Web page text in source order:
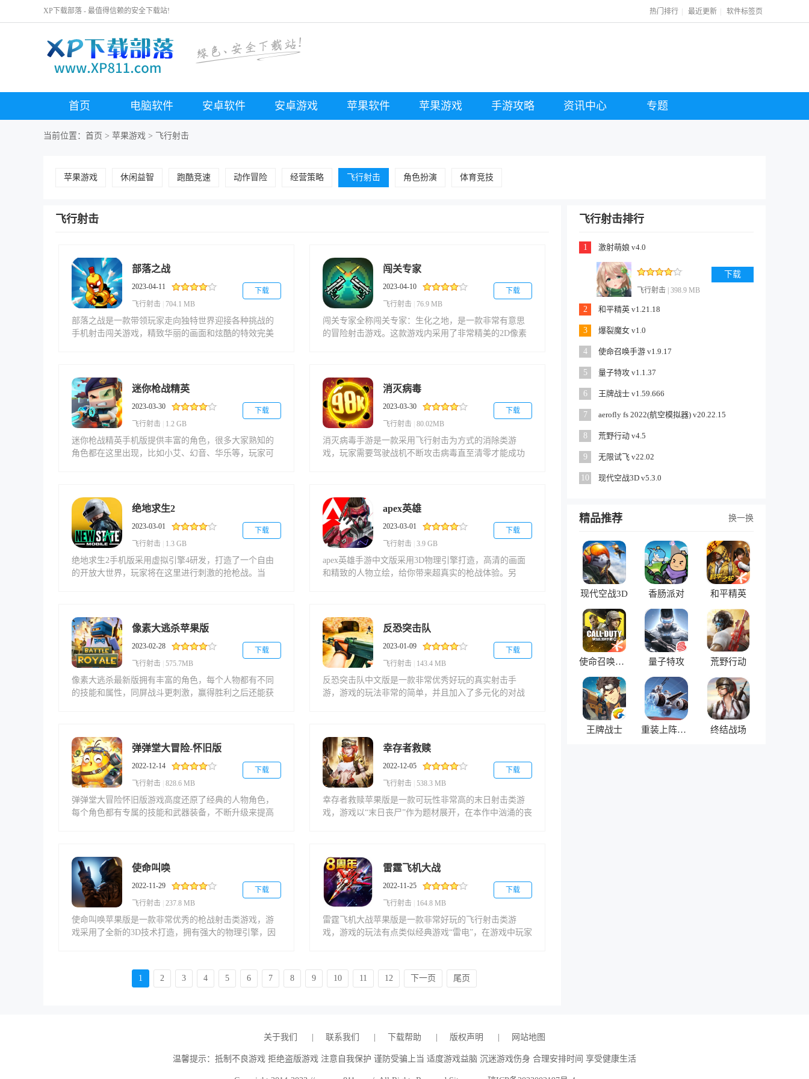
XP下载部落 - 最值得信赖的安全下载站! 热门排行 | 最近更新 | 软件标签页
首页 电脑软件 安卓软件 安卓游戏 苹果软件 苹果游戏 手游攻略 资讯中心 专题
当前位置： 首页 > 苹果游戏 > 飞行射击
苹果游戏 休闲益智 跑酷竞速 动作冒险 经营策略 飞行射击 角色扮演 体育竞技
飞行射击
部落之战
2023-04-11
飞行射击 704.1 MB
下载
部落之战是一款带领玩家走向独特世界迎接各种挑战的
手机射击闯关游戏，精致华丽的画面和炫酷的特效完美
聚超多精美皮肤和武器任你选择，完成游戏闯关即可活
的到更多战利品，无限使用各种技能，捍卫专属荣耀。
闯关专家
2023-04-10
飞行射击 76.9 MB
下载
闯关专家全称闯关专家：生化之地，是一款非常有意思
的冒险射击游戏。这款游戏内采用了非常精美的2D像素
拾取各种不同的武器装备进行战斗。
迷你枪战精英
2023-03-30
飞行射击 1.2 GB
下载
迷你枪战精英手机版提供丰富的角色，很多大家熟知的
角色都在这里出现，比如小艾、幻音、华乐等，玩家可
面和精致的人物立绘，瞬间将玩家拉进游戏世界中，再
加上酷炫的特效和第一人称视角，近距离感受射击的刺
激感。同时，能与其他小伙伴组成队伍，开启对抗模
式，享受竞技的魅力。
消灭病毒
2023-03-30
飞行射击 80.02MB
下载
消灭病毒手游是一款采用飞行射击为方式的消除类游
戏，玩家需要驾驶战机不断攻击病毒直至清零才能成功
各方面性能，消灭病毒游戏中还会有各种特殊道具还能
帮助玩家快速通关，视觉效果引人入胜且有着优秀的背
景音效，感兴趣的话欢迎下载这款消灭病毒游戏游玩体
验。
绝地求生2
2023-03-01
飞行射击 1.3 GB
下载
绝地求生2手机版采用虚拟引擎4研发，打造了一个自由
的开放大世界，玩家将在这里进行刺激的抢枪战。当
技。绝地求生2手机版内置强大的社交系统，支持文字、
语音等方式聊天，随时知道敌人和队友的位置，配合战
斗更加有趣，轻松赢得最后的胜利，成为最强的枪手。
apex英雄
2023-03-01
飞行射击 3.9 GB
下载
apex英雄手游中文版采用3D物理引擎打造，高清的画面
和精致的人物立绘，给你带来超真实的枪战体验。另
场景，熟练控制走位、合理利用武器装备，能在战斗中
赢得更多荣誉和奖励，并且能在线与对手争取大逃杀的
机会，成为最后的幸存者，轻松赢得比赛。
像素大逃杀苹果版
2023-02-28
飞行射击 575.7MB
下载
像素大逃杀最新版拥有丰富的角色，每个人物都有不同
的技能和属性，同屏战斗更刺激，赢得胜利之后还能获
素大逃杀最新版操作简单极容易上手，通过方向键、下
蹲、跳跃和瞄准等虚拟按键来控制，再加上酷炫的武器
特效、逼真的射击感，能让你感受到极致的射击体验。
反恐突击队
2023-01-09
飞行射击 143.4 MB
下载
反恐突击队中文版是一款非常优秀好玩的真实射击手
游，游戏的玩法非常的简单，并且加入了多元化的对战
自定义布局按键，让你的操作更加的顺心，真实的场景
表现以及出色的玩法，给你带来沉浸十足的反恐体验！
弹弹堂大冒险-怀旧版
2022-12-14
飞行射击 828.6 MB
下载
弹弹堂大冒险怀旧版游戏高度还原了经典的人物角色，
每个角色都有专属的技能和武器装备，不断升级来提高
游戏，随时采用新颖的方式竞技。在神秘的世界中，玩
家可以寻找队友，共同完成任务，获得丰厚的奖励。整
体玩法非常有趣，能在游戏中施展你的能力。
幸存者救赎
2022-12-05
飞行射击 538.3 MB
下载
幸存者救赎苹果版是一款可玩性非常高的末日射击类游
戏，游戏以“末日丧尸”作为题材展开，在本作中汹涌的丧
由去参与体验的，并且游戏的自由度还算高，在这里你
是否能够顺利生存到最后一刻？
使命叫唤
2022-11-29
飞行射击 237.8 MB
下载
使命叫唤苹果版是一款非常优秀的枪战射击类游戏，游
戏采用了全新的3D技术打造，拥有强大的物理引擎，因
多的敌人种类朝你袭来，拿起武器消灭他们并获得胜
利，整个游戏内容丰富，多个场景多种武器任你选择，
雷霆飞机大战
2022-11-25
飞行射击 164.8 MB
下载
雷霆飞机大战苹果版是一款非常好玩的飞行射击类游
戏，游戏的玩法有点类似经典游戏“雷电”，在游戏中玩家
大战游戏里，众多战机可解锁使用，并且玩家还能够自
定义改装战机，拥有更强的战斗能力，超多的关卡等你
1 2 3 4 5 6 7 8 9 10 11 12 下一页 尾页
飞行射击排行
1 激射萌娘 v4.0
飞行射击 | 398.9 MB
下载
2 和平精英 v1.21.18
3 爆裂魔女 v1.0
4 使命召唤手游 v1.9.17
5 量子特攻 v1.1.37
6 王牌战士 v1.59.666
7 aerofly fs 2022(航空模拟器) v20.22.15
8 荒野行动 v4.5
9 无限试飞 v22.02
10 现代空战3D v5.3.0
精品推荐 换一换
现代空战3D 香肠派对 和平精英
使命召唤手游 量子特攻 荒野行动
王牌战士 重装上阵：机甲对决 终结战场
关于我们 联系我们 下载帮助 版权声明 网站地图
温馨提示：抵制不良游戏 拒绝盗版游戏 注意自我保护 谨防受骗上当 适度游戏益脑 沉迷游戏伤身 合理安排时间 享受健康生活